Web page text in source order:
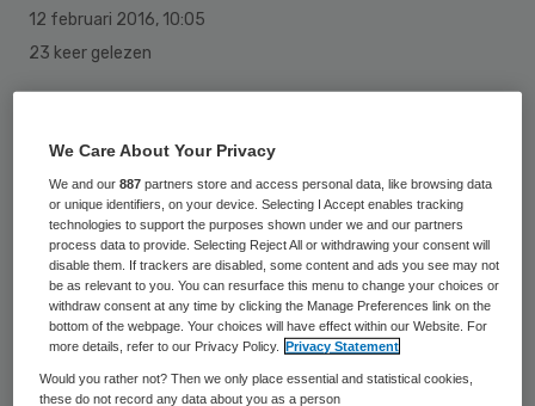
12 februari 2016, 10:05
23 keer gelezen
thuiszorgorganisatie Laurens en het
centrum voor Reuma en Revalidatie
Rotterdam (RRR) gaat niet door. Dat
hebben de organisaties donderdag
gemaakt.
De fusie werd in maart 2015 aangekondigd.
Laurens stelde als voorwaarde dat de
We Care About Your Privacy
We and our887 partners store and access personal data, like browsing data
or unique identifiers, on your device. Selecting I Accept enables tracking
technologies to support the purposes shown under we and our partners
process data to provide. Selecting Reject All or withdrawing your consent will
disable them. If trackers are disabled, some content and ads you see may not
be as relevant to you. You can resurface this menu to change your choices or
withdraw consent at any time by clicking the Manage Preferences link on the
bottom of the webpage. Your choices will have effect within our Website. For
more details, refer to our Privacy Policy.
Privacy Statement
Would you rather not? Then we only place essential and statistical cookies,
these do not record any data about you as a person